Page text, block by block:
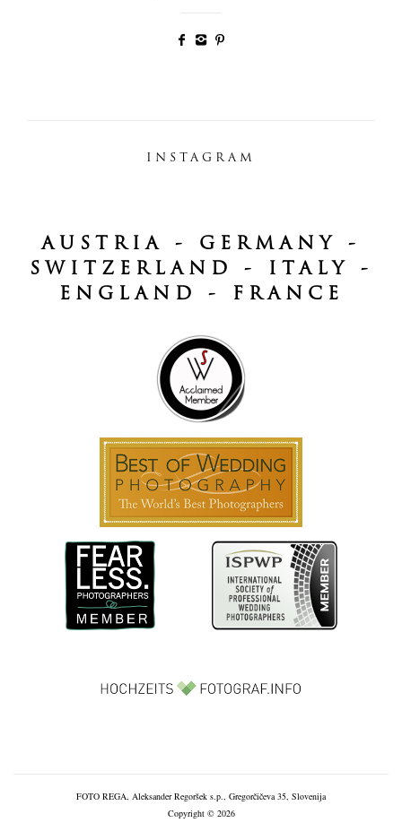
INSTAGRAM
AUSTRIA - GERMANY -
SWITZERLAND - ITALY -
ENGLAND - FRANCE
FOTO REGA, Aleksander Regoršek s.p., Gregorčičeva 35, Slovenija
Copyright © 2026